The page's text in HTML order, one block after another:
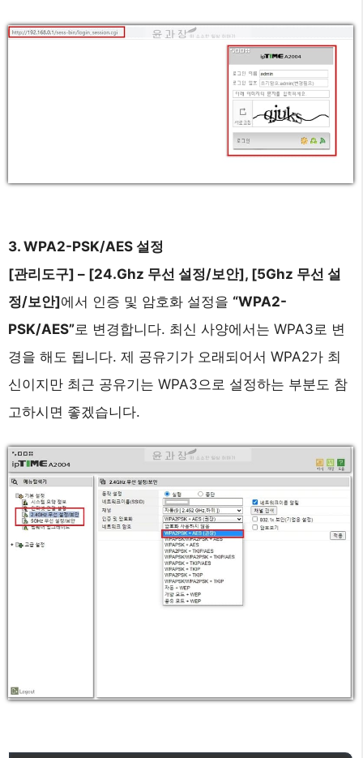
3. WPA2-PSK/AES 설정
[관리도구] – [24.Ghz 무선 설정/보안], [5Ghz 무선 설
정/보안]에서 인증 및 암호화 설정을 “WPA2-
PSK/AES”로 변경합니다. 최신 사양에서는 WPA3로 변
경을 해도 됩니다. 제 공유기가 오래되어서 WPA2가 최
신이지만 최근 공유기는 WPA3으로 설정하는 부분도 참
고하시면 좋겠습니다.